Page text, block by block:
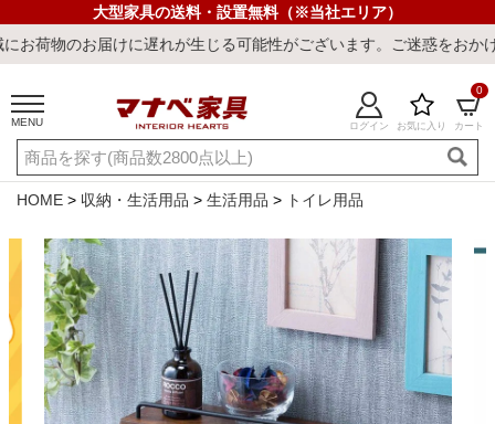
大型家具の送料・設置無料（※当社エリア）
に遅れが生じる可能性がございます。ご迷惑をおかけしまして誠
MENU ログイン お気に入り カート
0
ご利用ガイド 新規会員登録
店舗一覧 閲覧履歴
キーワード・商品番号で探す
HOME 収納・生活用品 生活用品 トイレ用品